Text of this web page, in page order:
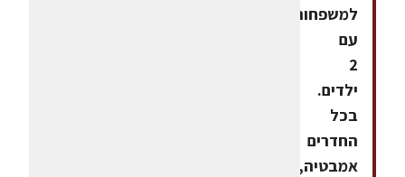
למשפחות
עם
2
ילדים.
בכל
החדרים
אמבטיה,